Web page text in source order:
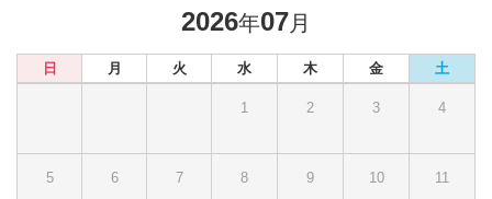
2026年07月
日 月 火 水 木 金 土
1 2 3 4
5 6 7 8 9 10 11